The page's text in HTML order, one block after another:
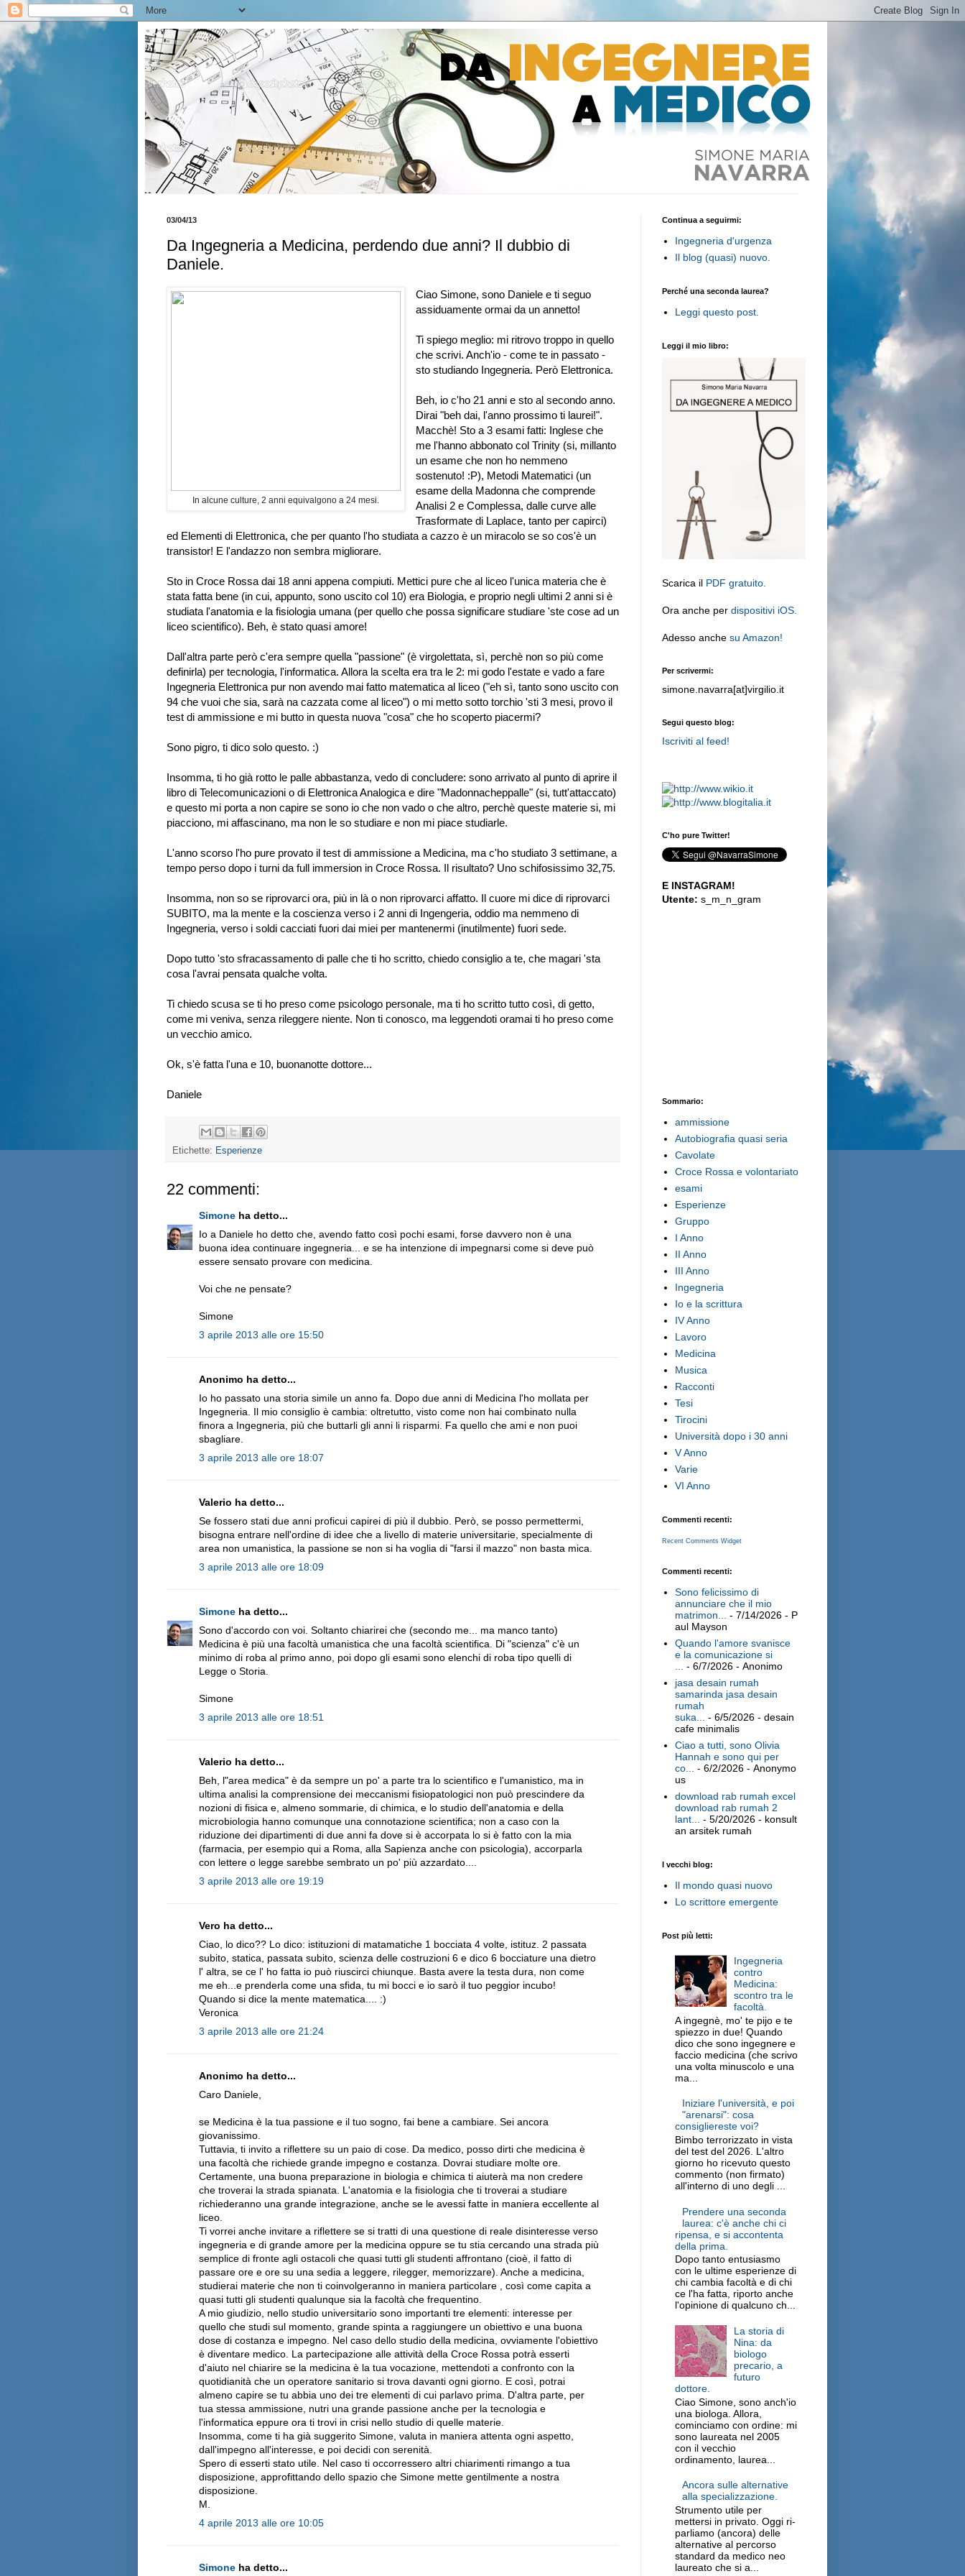
03/04/13
Da Ingegneria a Medicina, perdendo due anni? Il dubbio di
Daniele.
In alcune culture, 2 anni equivalgono a 24 mesi.
Ciao Simone, sono Daniele e ti seguo
assiduamente ormai da un annetto!
Ti spiego meglio: mi ritrovo troppo in quello
che scrivi. Anch'io - come te in passato -
sto studiando Ingegneria. Però Elettronica.
Beh, io c'ho 21 anni e sto al secondo anno.
Dirai "beh dai, l'anno prossimo ti laurei!".
Macchè! Sto a 3 esami fatti: Inglese che
me l'hanno abbonato col Trinity (si, millanto
un esame che non ho nemmeno
sostenuto! :P), Metodi Matematici (un
esame della Madonna che comprende
Analisi 2 e Complessa, dalle curve alle
Trasformate di Laplace, tanto per capirci)
ed Elementi di Elettronica, che per quanto l'ho studiata a cazzo è un miracolo se so cos'è un
transistor! E l'andazzo non sembra migliorare.
Sto in Croce Rossa dai 18 anni appena compiuti. Mettici pure che al liceo l'unica materia che è
stata fatta bene (in cui, appunto, sono uscito col 10) era Biologia, e proprio negli ultimi 2 anni si è
studiata l'anatomia e la fisiologia umana (per quello che possa significare studiare 'ste cose ad un
liceo scientifico). Beh, è stato quasi amore!
Dall'altra parte però c'era sempre quella "passione" (è virgolettata, sì, perchè non so più come
definirla) per tecnologia, l'informatica. Allora la scelta era tra le 2: mi godo l'estate e vado a fare
Ingegneria Elettronica pur non avendo mai fatto matematica al liceo ("eh sì, tanto sono uscito con
94 che vuoi che sia, sarà na cazzata come al liceo") o mi metto sotto torchio 'sti 3 mesi, provo il
test di ammissione e mi butto in questa nuova "cosa" che ho scoperto piacermi?
Sono pigro, ti dico solo questo. :)
Insomma, ti ho già rotto le palle abbastanza, vedo di concludere: sono arrivato al punto di aprire il
libro di Telecomunicazioni o di Elettronica Analogica e dire "Madonnacheppalle" (si, tutt'attaccato)
e questo mi porta a non capire se sono io che non vado o che altro, perchè queste materie si, mi
piacciono, mi affascinano, ma non le so studiare e non mi piace studiarle.
L'anno scorso l'ho pure provato il test di ammissione a Medicina, ma c'ho studiato 3 settimane, a
tempo perso dopo i turni da full immersion in Croce Rossa. Il risultato? Uno schifosissimo 32,75.
Insomma, non so se riprovarci ora, più in là o non riprovarci affatto. Il cuore mi dice di riprovarci
SUBITO, ma la mente e la coscienza verso i 2 anni di Ingengeria, oddio ma nemmeno di
Ingegneria, verso i soldi cacciati fuori dai miei per mantenermi (inutilmente) fuori sede.
Dopo tutto 'sto sfracassamento di palle che ti ho scritto, chiedo consiglio a te, che magari 'sta
cosa l'avrai pensata qualche volta.
Ti chiedo scusa se ti ho preso come psicologo personale, ma ti ho scritto tutto così, di getto,
come mi veniva, senza rileggere niente. Non ti conosco, ma leggendoti oramai ti ho preso come
un vecchio amico.
Ok, s'è fatta l'una e 10, buonanotte dottore...
Daniele
Etichette: Esperienze
22 commenti:
Simone ha detto...
Io a Daniele ho detto che, avendo fatto così pochi esami, forse davvero non è una
buona idea continuare ingegneria... e se ha intenzione di impegnarsi come si deve può
essere sensato provare con medicina.
Voi che ne pensate?
Simone
3 aprile 2013 alle ore 15:50
Anonimo ha detto...
Io ho passato una storia simile un anno fa. Dopo due anni di Medicina l'ho mollata per
Ingegneria. Il mio consiglio è cambia: oltretutto, visto come non hai combinato nulla
finora a Ingegneria, più che buttarli gli anni li risparmi. Fa quello che ami e non puoi
sbagliare.
3 aprile 2013 alle ore 18:07
Valerio ha detto...
Se fossero stati due anni proficui capirei di più il dubbio. Però, se posso permettermi,
bisogna entrare nell'ordine di idee che a livello di materie universitarie, specialmente di
area non umanistica, la passione se non si ha voglia di "farsi il mazzo" non basta mica.
3 aprile 2013 alle ore 18:09
Simone ha detto...
Sono d'accordo con voi. Soltanto chiarirei che (secondo me... ma manco tanto)
Medicina è più una facoltà umanistica che una facoltà scientifica. Di "scienza" c'è un
minimo di roba al primo anno, poi dopo gli esami sono elenchi di roba tipo quelli di
Legge o Storia.
Simone
3 aprile 2013 alle ore 18:51
Valerio ha detto...
Beh, l"area medica" è da sempre un po' a parte tra lo scientifico e l'umanistico, ma in
ultima analisi la comprensione dei meccanismi fisiopatologici non può prescindere da
nozioni di fisica e, almeno sommarie, di chimica, e lo studio dell'anatomia e della
microbiologia hanno comunque una connotazione scientifica; non a caso con la
riduzione dei dipartimenti di due anni fa dove si è accorpata lo si è fatto con la mia
(farmacia, per esempio qui a Roma, alla Sapienza anche con psicologia), accorparla
con lettere o legge sarebbe sembrato un po' più azzardato....
3 aprile 2013 alle ore 19:19
Vero ha detto...
Ciao, lo dico?? Lo dico: istituzioni di matamatiche 1 bocciata 4 volte, istituz. 2 passata
subito, statica, passata subito, scienza delle costruzioni 6 e dico 6 bocciature una dietro
l' altra, se ce l' ho fatta io può riuscirci chiunque. Basta avere la testa dura, non come
me eh...e prenderla come una sfida, tu mi bocci e io sarò il tuo peggior incubo!
Quando si dice la mente matematica.... :)
Veronica
3 aprile 2013 alle ore 21:24
Anonimo ha detto...
Caro Daniele,
se Medicina è la tua passione e il tuo sogno, fai bene a cambiare. Sei ancora
giovanissimo.
Tuttavia, ti invito a riflettere su un paio di cose. Da medico, posso dirti che medicina è
una facoltà che richiede grande impegno e costanza. Dovrai studiare molte ore.
Certamente, una buona preparazione in biologia e chimica ti aiuterà ma non credere
che troverai la strada spianata. L'anatomia e la fisiologia che ti troverai a studiare
richiederanno una grande integrazione, anche se le avessi fatte in maniera eccellente al
liceo.
Ti vorrei anche invitare a riflettere se si tratti di una questione di reale disinteresse verso
ingegneria e di grande amore per la medicina oppure se tu stia cercando una strada più
semplice di fronte agli ostacoli che quasi tutti gli studenti affrontano (cioè, il fatto di
passare ore e ore su una sedia a leggere, rilegger, memorizzare). Anche a medicina,
studierai materie che non ti coinvolgeranno in maniera particolare , così come capita a
quasi tutti gli studenti qualunque sia la facoltà che frequentino.
A mio giudizio, nello studio universitario sono importanti tre elementi: interesse per
quello che studi sul momento, grande spinta a raggiungere un obiettivo e una buona
dose di costanza e impegno. Nel caso dello studio della medicina, ovviamente l'obiettivo
è diventare medico. La partecipazione alle attività della Croce Rossa potrà esserti
d'aiuto nel chiarire se la medicina è la tua vocazione, mettendoti a confronto con la
quotidianità che un operatore sanitario si trova davanti ogni giorno. E così, potrai
almeno capire se tu abbia uno dei tre elementi di cui parlavo prima. D'altra parte, per
tua stessa ammissione, nutri una grande passione anche per la tecnologia e
l'informatica eppure ora ti trovi in crisi nello studio di quelle materie.
Insomma, come ti ha già suggerito Simone, valuta in maniera attenta ogni aspetto,
dall'impegno all'interesse, e poi decidi con serenità.
Spero di esserti stato utile. Nel caso ti occorressero altri chiarimenti rimango a tua
disposizione, approfittando dello spazio che Simone mette gentilmente a nostra
disposizione.
M.
4 aprile 2013 alle ore 10:05
Simone ha detto...
Continua a seguirmi:
Ingegneria d'urgenza
Il blog (quasi) nuovo.
Perché una seconda laurea?
Leggi questo post.
Leggi il mio libro:
Scarica il PDF gratuito.
Ora anche per dispositivi iOS.
Adesso anche su Amazon!
Per scrivermi:
simone.navarra[at]virgilio.it
Segui questo blog:
Iscriviti al feed!
C'ho pure Twitter!
E INSTAGRAM!
Utente: s_m_n_gram
Sommario:
ammissione
Autobiografia quasi seria
Cavolate
Croce Rossa e volontariato
esami
Esperienze
Gruppo
I Anno
II Anno
III Anno
Ingegneria
Io e la scrittura
IV Anno
Lavoro
Medicina
Musica
Racconti
Tesi
Tirocini
Università dopo i 30 anni
V Anno
Varie
VI Anno
Commenti recenti:
Recent Comments Widget
Commenti recenti:
Sono felicissimo di
annunciare che il mio
matrimon...
- 7/14/2026- P
aul Mayson
Quando l'amore svanisce
e la comunicazione si
- 6/7/2026- Anonimo
jasa desain rumah
samarinda jasa desain
rumah
suka...
- 6/5/2026- desain
cafe minimalis
Ciao a tutti, sono Olivia
Hannah e sono qui per
co...
- 6/2/2026- Anonymo
us
download rab rumah excel
download rab rumah 2
lant...
- 5/20/2026- konsult
an arsitek rumah
I vecchi blog:
Il mondo quasi nuovo
Lo scrittore emergente
Post più letti:
Ingegneria
contro
Medicina:
scontro tra le
facoltà.
A ingegnè, mo' te pijo e te
spiezzo in due! Quando
dico che sono ingegnere e
faccio medicina (che scrivo
una volta minuscolo e una
ma...
Iniziare l'università, e poi
"arenarsi": cosa
consigliereste voi?
Bimbo terrorizzato in vista
del test del 2026. L'altro
giorno ho ricevuto questo
commento (non firmato)
all'interno di uno degli ...
Prendere una seconda
laurea: c'è anche chi ci
ripensa, e si accontenta
della prima.
Dopo tanto entusiasmo
con le ultime esperienze di
chi cambia facoltà e di chi
ce l'ha fatta, riporto anche
l'opinione di qualcuno ch...
La storia di
Nina: da
biologo
precario, a
futuro
dottore.
Ciao Simone, sono anch'io
una biologa. Allora,
cominciamo con ordine: mi
sono laureata nel 2005
con il vecchio
ordinamento, laurea...
Ancora sulle alternative
alla specializzazione.
Strumento utile per
mettersi in privato. Oggi ri-
parliamo (ancora) delle
alternative al percorso
standard da medico neo
laureato che si a...